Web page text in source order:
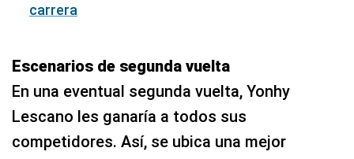
carrera
Escenarios de segunda vuelta
En una eventual segunda vuelta, Yonhy
Lescano les ganaría a todos sus
competidores. Así, se ubica una mejor